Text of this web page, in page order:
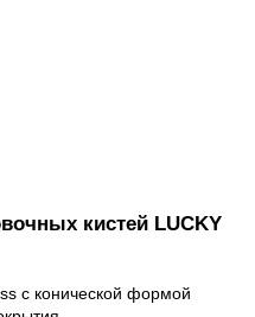
кистей LUCKY
с конической формой